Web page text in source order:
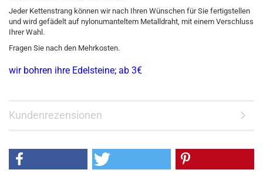
Jeder Kettenstrang können wir nach Ihren Wünschen für Sie fertigstellen
und wird gefädelt auf nylonumanteltem Metalldraht, mit einem Verschluss
Ihrer Wahl.
Fragen Sie nach den Mehrkosten.
wir bohren ihre Edelsteine; ab 3€
Kundenrezensionen